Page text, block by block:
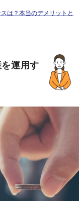
は？本当のデメリットと
運用す